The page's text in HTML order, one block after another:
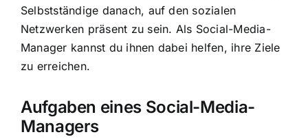
Selbstständige danach, auf den sozialen
Netzwerken präsent zu sein. Als Social-Media-
Manager kannst du ihnen dabei helfen, ihre Ziele
zu erreichen.
Aufgaben eines Social-Media-
Managers